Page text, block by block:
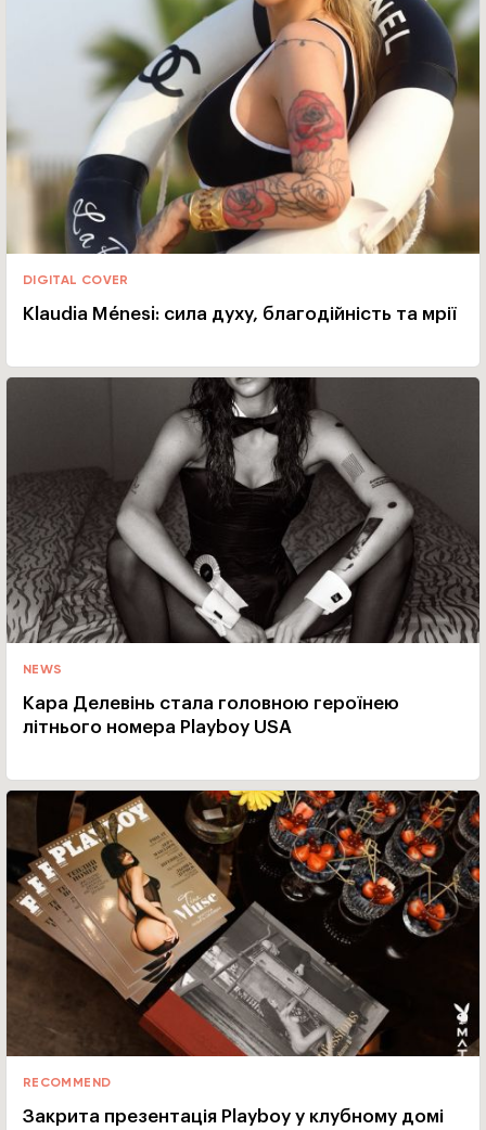
DIGITAL COVER
Klaudia Ménesi: сила духу, благодійність та мрії
NEWS
Кара Делевінь стала головною героїнею
літнього номера Playboy USA
RECOMMEND
Закрита презентація Playboy у клубному домі